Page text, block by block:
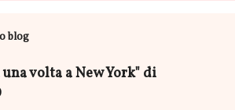
blog
volta a New York" di